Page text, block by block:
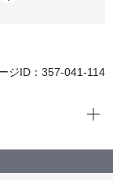
ジID：357-041-114
署 × 消防署 等
します！
現在